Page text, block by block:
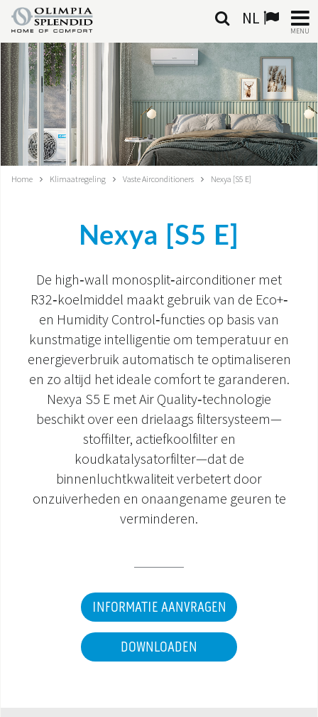
NL
MENU
NEDERLANDSE
HOME
KLIMAATREGELING
VERWARMING
GEÏNTEGREERDE SYSTEMEN
CONTACTEN
WERELD OS
DOCUMENTATIE PRODUCTEN
Home Klimaatregeling Vaste Airconditioners Nexya [S5 E]
Nexya [S5 E]
De high‑wall monosplit‑airconditioner met
R32‑koelmiddel maakt gebruik van de Eco+‑
en Humidity Control‑functies op basis van
kunstmatige intelligentie om temperatuur en
energieverbruik automatisch te optimaliseren
en zo altijd het ideale comfort te garanderen.
Nexya S5 E met Air Quality‑technologie
beschikt over een drielaags filtersysteem—
stoffilter, actiefkoolfilter en
koudkatalysatorfilter—dat de
binnenluchtkwaliteit verbetert door
onzuiverheden en onaangename geuren te
verminderen.
INFORMATIE AANVRAGEN
DOWNLOADEN